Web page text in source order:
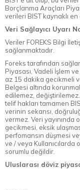
Borçlanma Araçları
verileri BIST kaynaklı
Veri Sağlayıcı Uyarı
Veriler FOREKS Bilgi
sağlanmaktadır.
Foreks tarafından
Piyasası, Vadeli İşlem
az 15 dakika gecikmeli
Belgesi altında
edilemez,
telif hakları tamamen
verinin sekansı,
vermez. Veri yayınında
gecikmesi, eksik
perfomansın düşmesi
ve / veya
sorumlu değildir.
Uluslarası döviz